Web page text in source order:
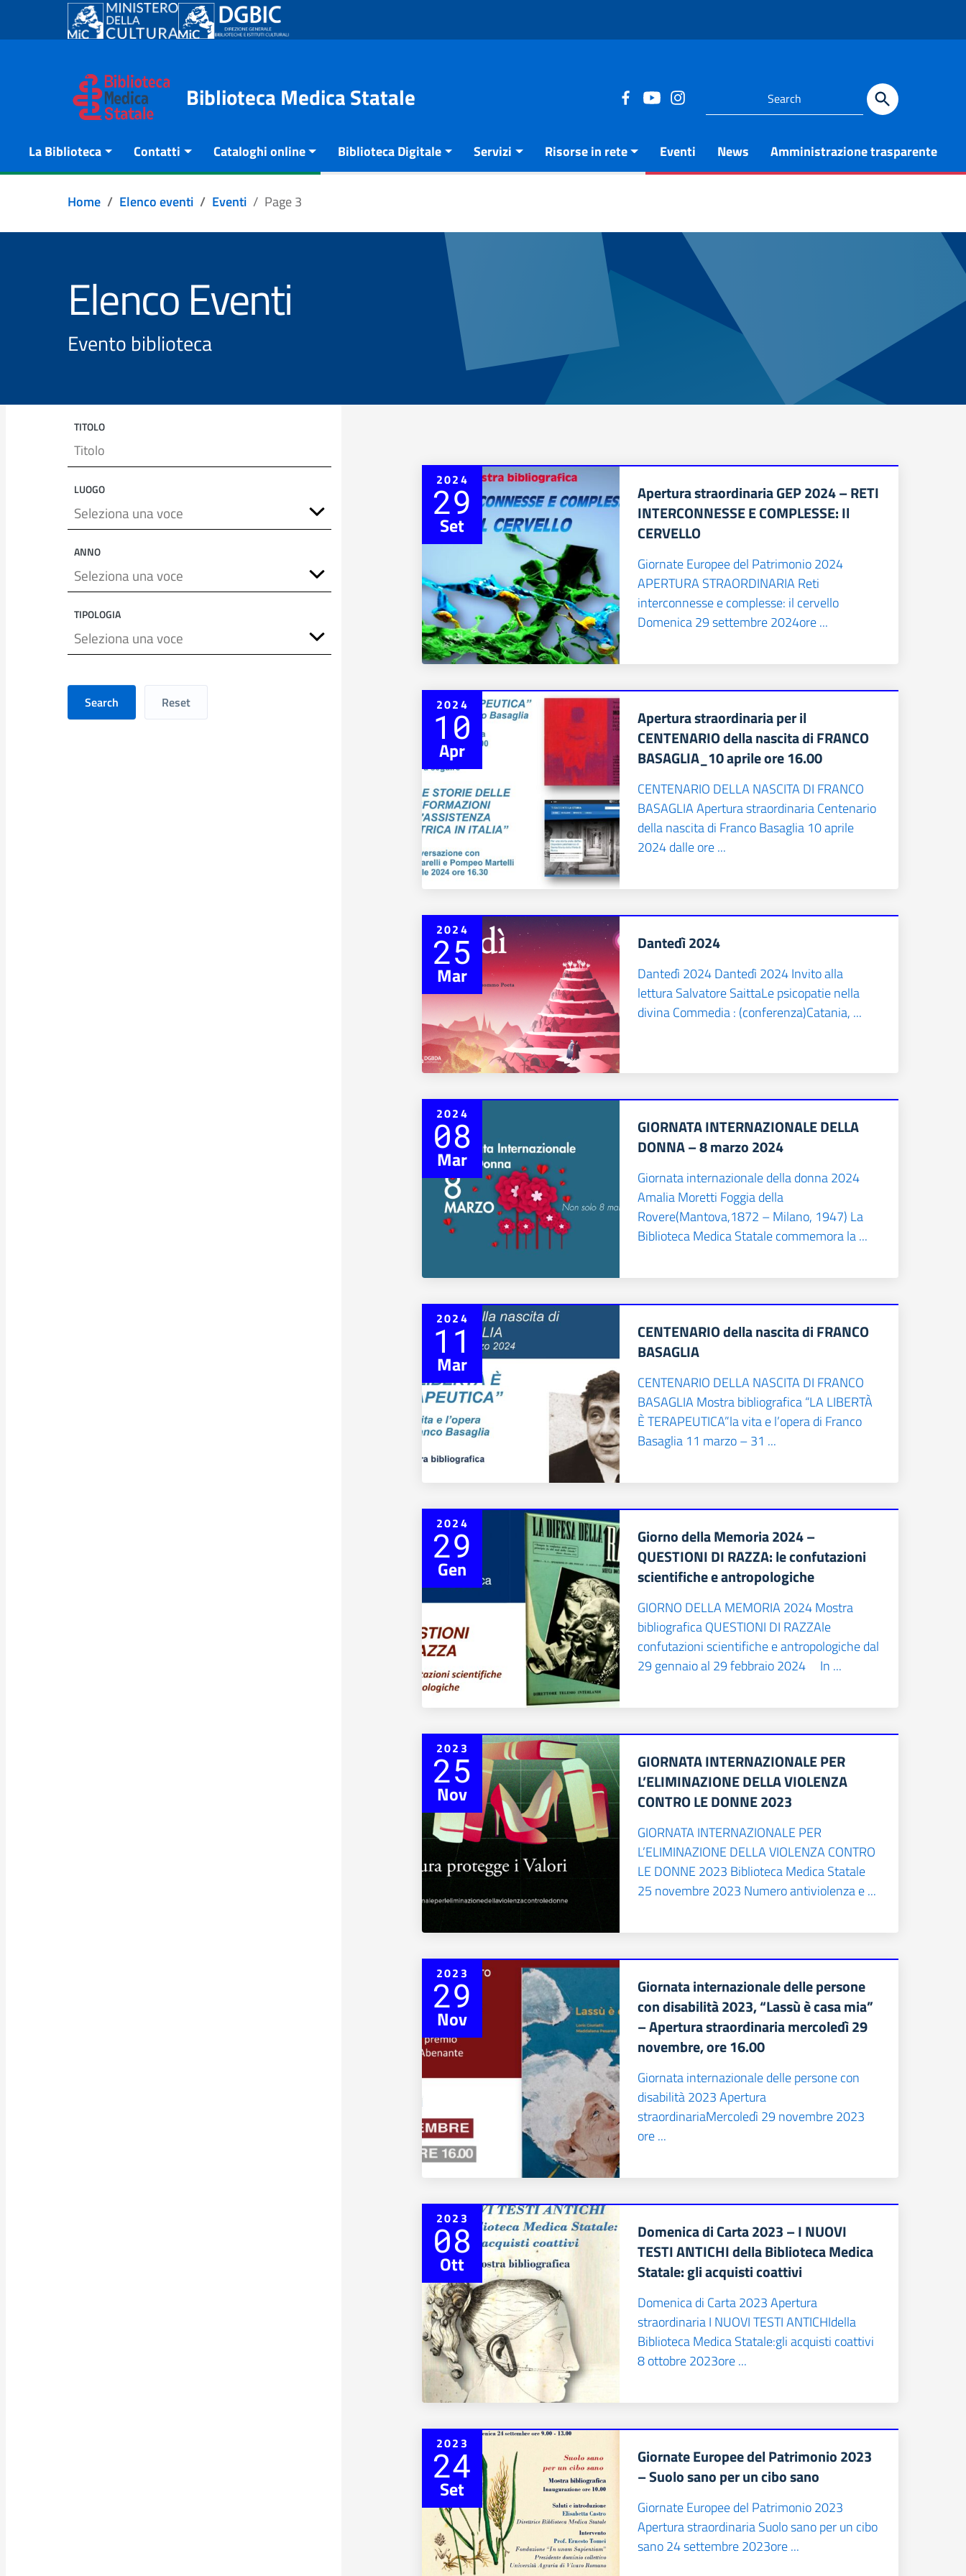
Go to content
Go to the navigation menu
Biblioteca Medica Statale
La Biblioteca Contatti Cataloghi online Biblioteca Digitale Servizi Risorse in rete Eventi News Amministrazione trasparente
Home Elenco eventi Eventi Page 3
Elenco Eventi
Evento biblioteca
TITOLO
LUOGO
ANNO
TIPOLOGIA
Search Reset
2024
29
Set
Apertura straordinaria GEP 2024 – RETI
INTERCONNESSE E COMPLESSE: Il
CERVELLO
Giornate Europee del Patrimonio 2024
APERTURA STRAORDINARIA Reti
interconnesse e complesse: il cervello
Domenica 29 settembre 2024ore ...
2024
10
Apr
Apertura straordinaria per il
CENTENARIO della nascita di FRANCO
BASAGLIA_10 aprile ore 16.00
CENTENARIO DELLA NASCITA DI FRANCO
BASAGLIA Apertura straordinaria Centenario
della nascita di Franco Basaglia 10 aprile
2024 dalle ore ...
2024
25
Mar
Dantedì 2024
Dantedì 2024 Dantedì 2024 Invito alla
lettura Salvatore SaittaLe psicopatie nella
divina Commedia : (conferenza)Catania, ...
2024
08
Mar
GIORNATA INTERNAZIONALE DELLA
DONNA – 8 marzo 2024
Giornata internazionale della donna 2024
Amalia Moretti Foggia della
Rovere(Mantova,1872 – Milano, 1947) La
Biblioteca Medica Statale commemora la ...
2024
11
Mar
CENTENARIO della nascita di FRANCO
BASAGLIA
CENTENARIO DELLA NASCITA DI FRANCO
BASAGLIA Mostra bibliografica “LA LIBERTÀ
È TERAPEUTICA”la vita e l’opera di Franco
Basaglia 11 marzo – 31 ...
2024
29
Gen
Giorno della Memoria 2024 –
QUESTIONI DI RAZZA: le confutazioni
scientifiche e antropologiche
GIORNO DELLA MEMORIA 2024 Mostra
bibliografica QUESTIONI DI RAZZAle
confutazioni scientifiche e antropologiche dal
29 gennaio al 29 febbraio 2024 In ...
2023
25
Nov
GIORNATA INTERNAZIONALE PER
L’ELIMINAZIONE DELLA VIOLENZA
CONTRO LE DONNE 2023
GIORNATA INTERNAZIONALE PER
L’ELIMINAZIONE DELLA VIOLENZA CONTRO
LE DONNE 2023 Biblioteca Medica Statale
25 novembre 2023 Numero antiviolenza e ...
2023
29
Nov
Giornata internazionale delle persone
con disabilità 2023, “Lassù è casa mia”
– Apertura straordinaria mercoledì 29
novembre, ore 16.00
Giornata internazionale delle persone con
disabilità 2023 Apertura
straordinariaMercoledì 29 novembre 2023
ore ...
2023
08
Ott
Domenica di Carta 2023 – I NUOVI
TESTI ANTICHI della Biblioteca Medica
Statale: gli acquisti coattivi
Domenica di Carta 2023 Apertura
straordinaria I NUOVI TESTI ANTICHIdella
Biblioteca Medica Statale:gli acquisti coattivi
8 ottobre 2023ore ...
2023
24
Set
Giornate Europee del Patrimonio 2023
– Suolo sano per un cibo sano
Giornate Europee del Patrimonio 2023
Apertura straordinaria Suolo sano per un cibo
sano 24 settembre 2023ore ...